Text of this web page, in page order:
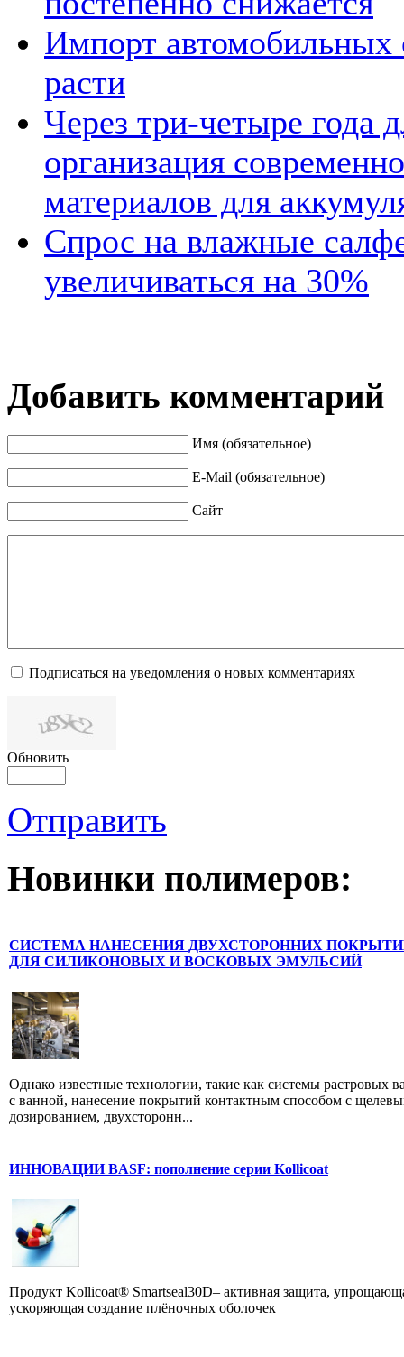
Импорт
расти
Через три-четыре года
организация
материалов для
Спрос на влажные
увеличиваться на 30%
Добавить комментарий
Имя (обязательное)
E-Mail (обязательное)
Сайт
Подписаться на уведомления о новых комментариях
Обновить
Отправить
Новинки полимеров:
СИСТЕМА НАНЕСЕНИЯ ДВУХСТОРОННИХ
ДЛЯ СИЛИКОНОВЫХ И ВОСКОВЫХ ЭМУЛЬСИЙ
Однако известные технологии, такие как системы растровых
с ванной, нанесение покрытий контактным способом с
дозированием, двухсторонн...
ИННОВАЦИИ BASF: пополнение серии Kollicoat
Продукт Kollicoat® Smartseal30D– активная защита,
ускоряющая создание плёночных оболочек